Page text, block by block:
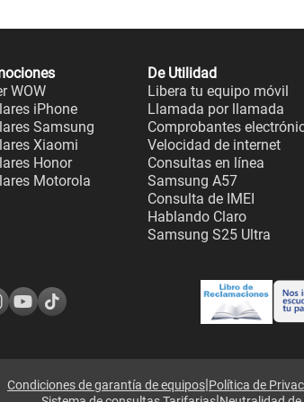
WOW
iPhone
Samsung
Xiaomi
Honor
Motorola
De Utilidad
Libera tu equipo móvil
Llamada por llamada
Comprobantes
Velocidad de internet
Consultas en línea
Samsung A57
Consulta de IMEI
Hablando Claro
Samsung S25 Ultra
Condiciones de garantía de equipos|Política de